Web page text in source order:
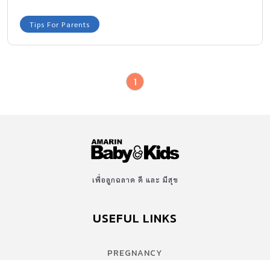
Tips For Parents
1
เพื่อลูกฉลาด ดี และ มีสุข
USEFUL LINKS
PREGNANCY